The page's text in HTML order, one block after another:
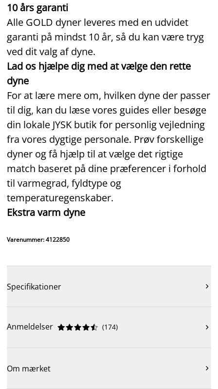
10 års garanti
Alle GOLD dyner leveres med en udvidet
garanti på mindst 10 år, så du kan være tryg
ved dit valg af dyne.
Lad os hjælpe dig med at vælge den rette
dyne
For at lære mere om, hvilken dyne der passer
til dig, kan du læse vores guides eller besøge
din lokale JYSK butik for personlig vejledning
fra vores dygtige personale. Prøv forskellige
dyner og få hjælp til at vælge det rigtige
match baseret på dine præferencer i forhold
til varmegrad, fyldtype og
temperaturegenskaber.
Ekstra varm dyne
Varenummer: 4122850
Specifikationer 
Anmeldelser 




 (174) 
Om mærket 